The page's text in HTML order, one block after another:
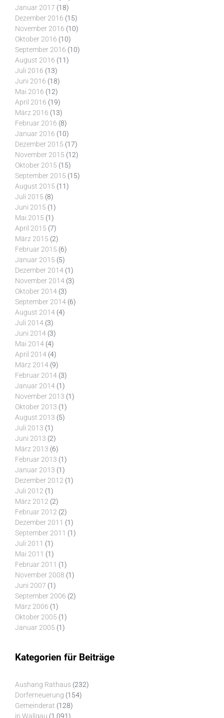
Januar 2017 (18)
Dezember 2016 (15)
November 2016 (10)
Oktober 2016 (10)
September 2016 (10)
August 2016 (11)
Juli 2016 (13)
Juni 2016 (18)
Mai 2016 (12)
April 2016 (19)
März 2016 (13)
Februar 2016 (8)
Januar 2016 (10)
Dezember 2015 (17)
November 2015 (12)
Oktober 2015 (15)
September 2015 (15)
August 2015 (11)
Juli 2015 (8)
Juni 2015 (1)
Mai 2015 (1)
April 2015 (7)
März 2015 (2)
Februar 2015 (6)
Januar 2015 (5)
Dezember 2014 (1)
November 2014 (3)
Oktober 2014 (3)
September 2014 (6)
August 2014 (4)
Juli 2014 (3)
Juni 2014 (3)
Mai 2014 (4)
April 2014 (4)
März 2014 (9)
Februar 2014 (3)
Januar 2014 (1)
November 2013 (1)
Oktober 2013 (1)
August 2013 (5)
Juli 2013 (1)
Juni 2013 (2)
März 2013 (6)
Februar 2013 (1)
Januar 2013 (1)
Dezember 2012 (1)
Juli 2012 (1)
März 2012 (2)
Februar 2012 (2)
Dezember 2011 (1)
September 2011 (1)
Juli 2011 (1)
Mai 2011 (1)
Februar 2011 (1)
November 2008 (1)
Juni 2007 (1)
September 2006 (2)
März 2006 (1)
Oktober 2005 (1)
Januar 2005 (1)
Kategorien für Beiträge
Aushang Rathaus (232)
Dorferneuerung (154)
Gemeinderat (128)